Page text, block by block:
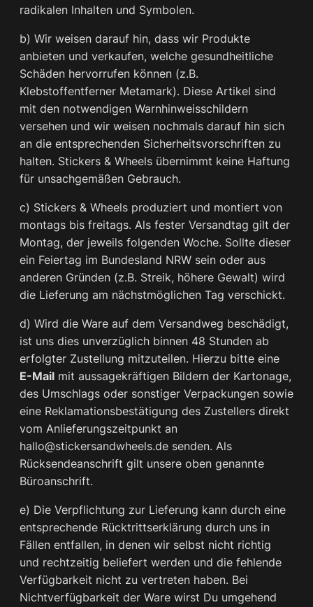
radikalen Inhalten und Symbolen.
b) Wir weisen darauf hin, dass wir Produkte
anbieten und verkaufen, welche gesundheitliche
Schäden hervorrufen können (z.B.
Klebstoffentferner Metamark). Diese Artikel sind
mit den notwendigen Warnhinweisschildern
versehen und wir weisen nochmals darauf hin sich
an die entsprechenden Sicherheitsvorschriften zu
halten. Stickers & Wheels übernimmt keine Haftung
für unsachgemäßen Gebrauch.
c) Stickers & Wheels produziert und montiert von
montags bis freitags. Als fester Versandtag gilt der
Montag, der jeweils folgenden Woche. Sollte dieser
ein Feiertag im Bundesland NRW sein oder aus
anderen Gründen (z.B. Streik, höhere Gewalt) wird
die Lieferung am nächstmöglichen Tag verschickt.
d) Wird die Ware auf dem Versandweg beschädigt,
ist uns dies unverzüglich binnen 48 Stunden ab
erfolgter Zustellung mitzuteilen. Hierzu bitte eine
E-Mail mit aussagekräftigen Bildern der Kartonage,
des Umschlags oder sonstiger Verpackungen sowie
eine Reklamationsbestätigung des Zustellers direkt
vom Anlieferungszeitpunkt an
hallo@stickersandwheels.de senden. Als
Rücksendeanschrift gilt unsere oben genannte
Büroanschrift.
e) Die Verpflichtung zur Lieferung kann durch eine
entsprechende Rücktrittserklärung durch uns in
Fällen entfallen, in denen wir selbst nicht richtig
und rechtzeitig beliefert werden und die fehlende
Verfügbarkeit nicht zu vertreten haben. Bei
Nichtverfügbarkeit der Ware wirst Du umgehend